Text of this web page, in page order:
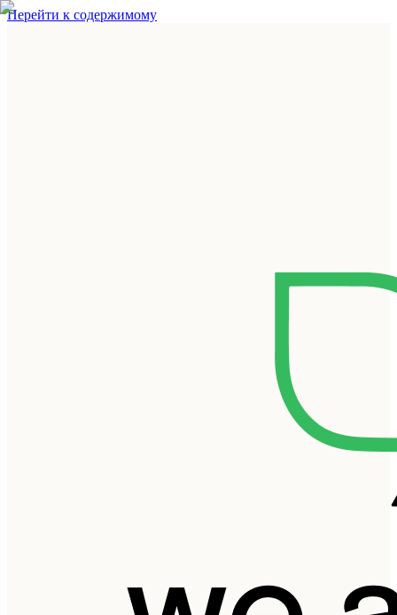
Перейти к содержимому